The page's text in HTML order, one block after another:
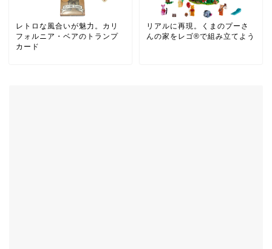
レトロな風合いが魅力。カリ
フォルニア・ベアのトランプ
カード
リアルに再現。くまのプーさ
んの家をレゴ®️で組み立てよう